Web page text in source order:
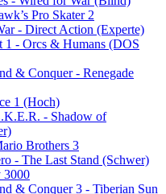
Pro Skater 2
- Direct Action (Experte)
1 - Orcs & Humans (DOS
& Conquer - Renegade
1 (Hoch)
- Shadow of
Brothers 3
- The Last Stand (Schwer)
3000
& Conquer 3 - Tiberian Sun